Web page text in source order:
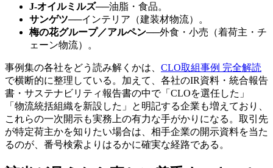
J-オイルミルズ──油脂・食品。
サンゲツ──インテリア（建装材物流）。
梅の花グループ／アルペン──外食・小売（着荷主・チ
ェーン物流）。
事例集の各社をどう読み解くかは、 CLO取組事例 完全解読
で横断的に整理している。加えて、各社のIR資料・統合報告
書・サステナビリティ報告書の中で「CLOを選任した」
「物流統括組織を新設した」と明記する企業も増えており、
これらの一次開示も実務上の有力な手がかりになる。取引先
が特定荷主かを知りたい場合は、相手企業の開示資料を当た
るのが、番号検索よりはるかに確実な経路である。